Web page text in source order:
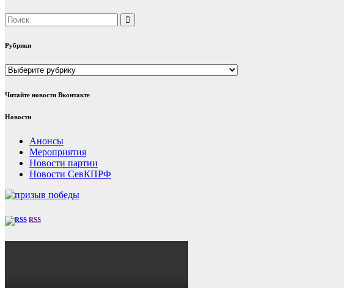
Рубрики
Рубрики
Читайте новости Вконтакте
Новости
Анонсы
Мероприятия
Новости партии
Новости СевКПРФ
RSS